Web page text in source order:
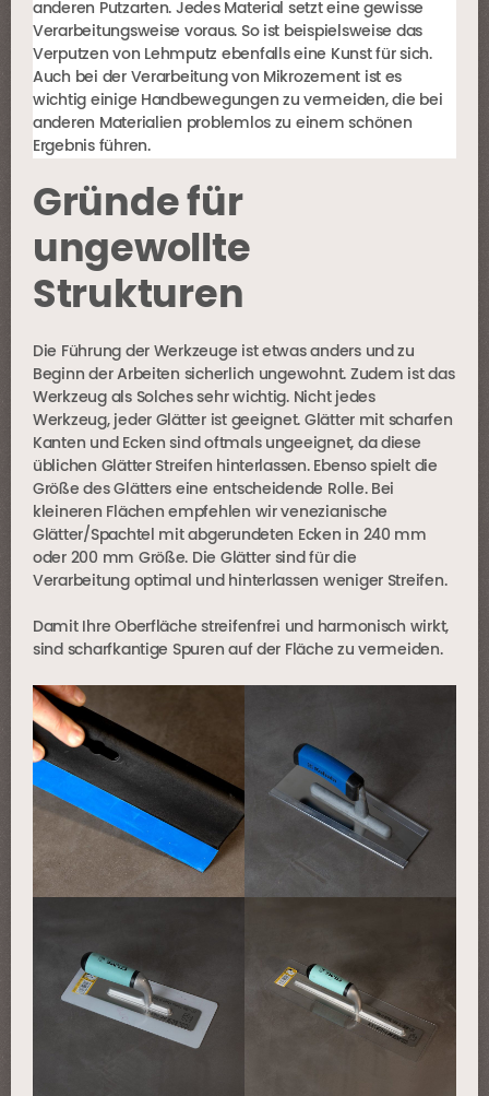
anderen Putzarten. Jedes Material setzt eine gewisse
Verarbeitungsweise voraus. So ist beispielsweise das
Verputzen von Lehmputz ebenfalls eine Kunst für sich.
Auch bei der Verarbeitung von Mikrozement ist es
wichtig einige Handbewegungen zu vermeiden, die bei
anderen Materialien problemlos zu einem schönen
Ergebnis führen.
Gründe für
ungewollte
Strukturen
Die Führung der Werkzeuge ist etwas anders und zu
Beginn der Arbeiten sicherlich ungewohnt. Zudem ist das
Werkzeug als Solches sehr wichtig. Nicht jedes
Werkzeug, jeder Glätter ist geeignet. Glätter mit scharfen
Kanten und Ecken sind oftmals ungeeignet, da diese
üblichen Glätter Streifen hinterlassen. Ebenso spielt die
Größe des Glätters eine entscheidende Rolle. Bei
kleineren Flächen empfehlen wir venezianische
Glätter/Spachtel mit abgerundeten Ecken in 240 mm
oder 200 mm Größe. Die Glätter sind für die
Verarbeitung optimal und hinterlassen weniger Streifen.
Damit Ihre Oberfläche streifenfrei und harmonisch wirkt,
sind scharfkantige Spuren auf der Fläche zu vermeiden.